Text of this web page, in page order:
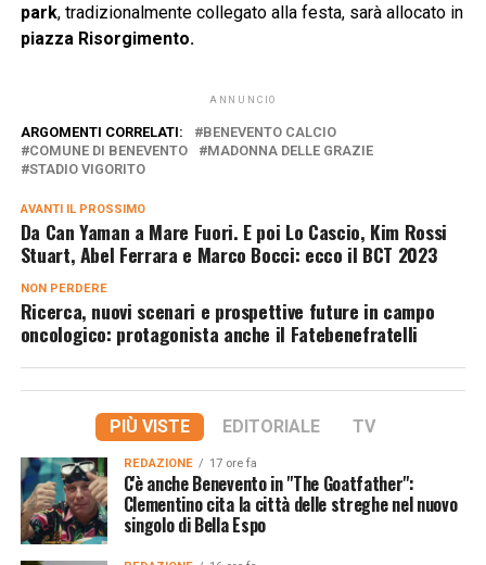
park, tradizionalmente collegato alla festa, sarà allocato in
piazza Risorgimento.
ANNUNCIO
ARGOMENTI CORRELATI:
BENEVENTO CALCIO
COMUNE DI BENEVENTO
MADONNA DELLE GRAZIE
STADIO VIGORITO
AVANTI IL ​​PROSSIMO
Da Can Yaman a Mare Fuori. E poi Lo Cascio, Kim Rossi
Stuart, Abel Ferrara e Marco Bocci: ecco il BCT 2023
NON PERDERE
Ricerca, nuovi scenari e prospettive future in campo
oncologico: protagonista anche il Fatebenefratelli
PIÙ VISTE EDITORIALE TV
REDAZIONE 17 ore fa
C'è anche Benevento in "The Goatfather":
Clementino cita la città delle streghe nel nuovo
singolo di Bella Espo